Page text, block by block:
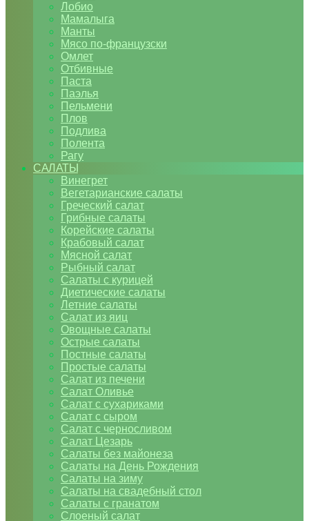
Лобио
Мамалыга
Манты
Мясо по-французски
Омлет
Отбивные
Паста
Паэлья
Пельмени
Плов
Подлива
Полента
Рагу
САЛАТЫ
Винегрет
Вегетарианские салаты
Греческий салат
Грибные салаты
Корейские салаты
Крабовый салат
Мясной салат
Рыбный салат
Салаты с курицей
Диетические салаты
Летние салаты
Салат из яиц
Овощные салаты
Острые салаты
Постные салаты
Простые салаты
Салат из печени
Салат Оливье
Салат с сухариками
Салат с сыром
Салат с черносливом
Салат Цезарь
Салаты без майонеза
Салаты на День Рождения
Салаты на зиму
Салаты на свадебный стол
Салаты с гранатом
Слоеный салат